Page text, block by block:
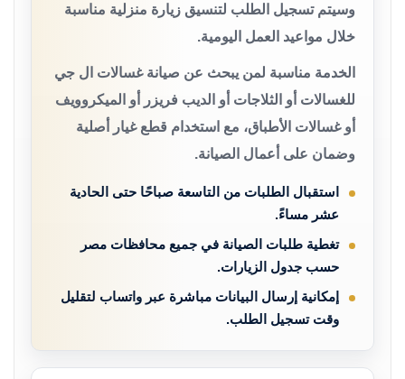
وسيتم تسجيل الطلب لتنسيق زيارة منزلية مناسبة
خلال مواعيد العمل اليومية.
الخدمة مناسبة لمن يبحث عن صيانة غسالات ال جي
للغسالات أو الثلاجات أو الديب فريزر أو الميكروويف
أو غسالات الأطباق، مع استخدام قطع غيار أصلية
وضمان على أعمال الصيانة.
استقبال الطلبات من التاسعة صباحًا حتى الحادية
عشر مساءً.
تغطية طلبات الصيانة في جميع محافظات مصر
حسب جدول الزيارات.
إمكانية إرسال البيانات مباشرة عبر واتساب لتقليل
وقت تسجيل الطلب.